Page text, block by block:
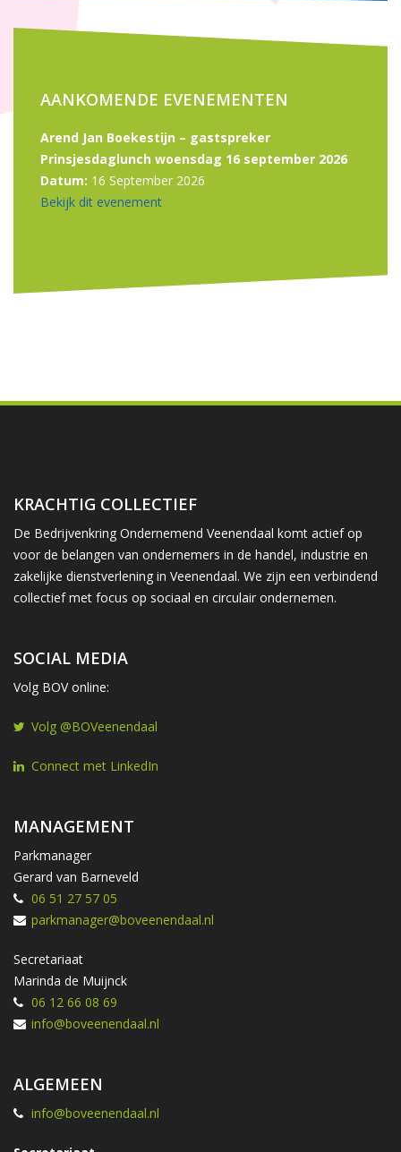
AANKOMENDE EVENEMENTEN
Arend Jan Boekestijn – gastspreker
Prinsjesdaglunch woensdag 16 september 2026
Datum: 16 September 2026
Bekijk dit evenement
KRACHTIG COLLECTIEF
De Bedrijvenkring Ondernemend Veenendaal komt actief op
voor de belangen van ondernemers in de handel, industrie en
zakelijke dienstverlening in Veenendaal. We zijn een verbindend
collectief met focus op sociaal en circulair ondernemen.
SOCIAL MEDIA
Volg BOV online:
Volg @BOVeenendaal
Connect met LinkedIn
MANAGEMENT
Parkmanager
Gerard van Barneveld
06 51 27 57 05
parkmanager@boveenendaal.nl
Secretariaat
Marinda de Muijnck
06 12 66 08 69
info@boveenendaal.nl
ALGEMEEN
info@boveenendaal.nl